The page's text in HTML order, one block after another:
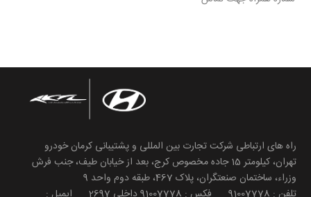
راه های ارتباطی شرکت تجارت بین المللی و پشتیبانی کرمان خودرو
تهران، کیلومتر 15 جاده مخصوص کرج، بعد از خیابان طیف، جنب فرش
وزراء، ساختمان صنعتگران، پلاک 467، طبقه دوم واحد 9